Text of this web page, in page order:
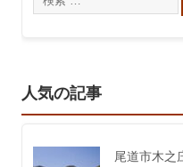
人気の記事
尾道市木之